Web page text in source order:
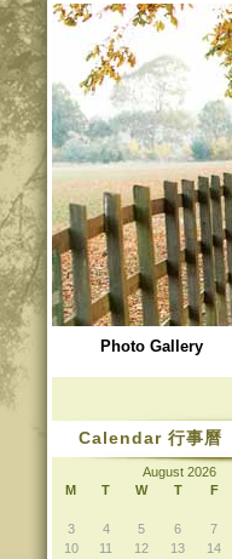
Photo Gallery
Calendar 行事曆
August 2026
M
T W T F
3
4 5 6 7
10
11 12 13 14